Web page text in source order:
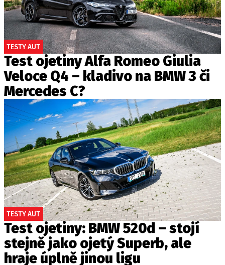
TESTY AUT
Test ojetiny Alfa Romeo Giulia
Veloce Q4 – kladivo na BMW 3 či
Mercedes C?
TESTY AUT
Test ojetiny: BMW 520d – stojí
stejně jako ojetý Superb, ale
hraje úplně jinou ligu